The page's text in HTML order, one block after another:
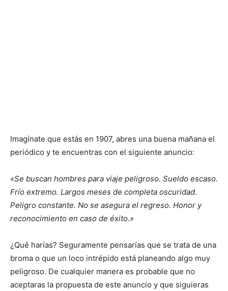
Imagínate que estás en 1907, abres una buena mañana el
periódico y te encuentras con el siguiente anuncio:
«Se buscan hombres para viaje peligroso. Sueldo escaso.
Frío extremo. Largos meses de completa oscuridad.
Peligro constante. No se asegura el regreso. Honor y
reconocimiento en caso de éxito.»
¿Qué harías? Seguramente pensarías que se trata de una
broma o que un loco intrépido está planeando algo muy
peligroso. De cualquier manera es probable que no
aceptaras la propuesta de este anuncio y que siguieras